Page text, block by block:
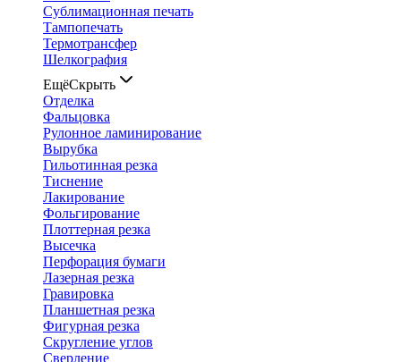
Сублимационная печать
Тампопечать
Термотрансфер
Шелкография
ЕщёСкрыть
Отделка
Фальцовка
Рулонное ламинирование
Вырубка
Гильотинная резка
Тиснение
Лакирование
Фольгирование
Плоттерная резка
Высечка
Перфорация бумаги
Лазерная резка
Гравировка
Планшетная резка
Фигурная резка
Скругление углов
Сверление